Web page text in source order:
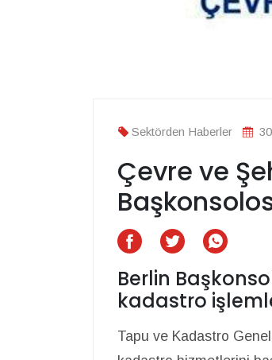
Sektörden Haberler
Çevre ve
Berlin
kadastro
Tapu ve Kadastro